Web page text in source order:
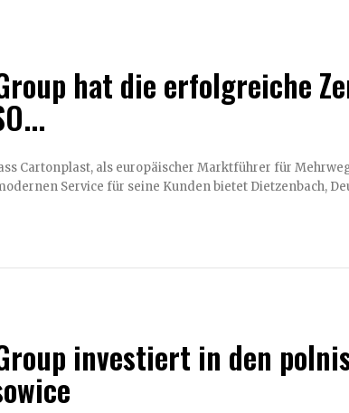
hat die erfolgreiche
Cartonplast, als europäischer Marktführer für
in Frankreich einen hochmodernen Service
investiert in den